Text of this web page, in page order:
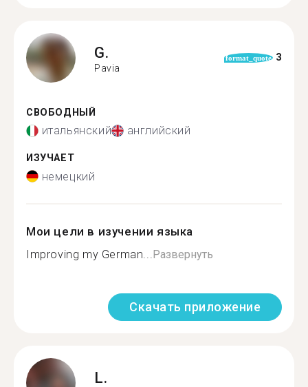
G.
Pavia
format_quote 3
СВОБОДНЫЙ
итальянский английский
ИЗУЧАЕТ
немецкий
Мои цели в изучении языка
Improving my German... Развернуть
Скачать приложение
L.